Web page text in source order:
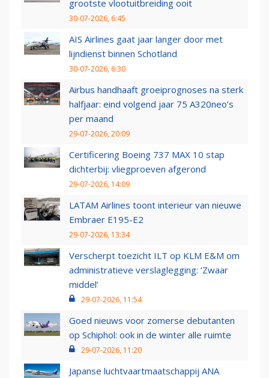
grootste vlootuitbreiding ooit
30-07-2026, 6:45
AIS Airlines gaat jaar langer door met
lijndienst binnen Schotland
30-07-2026, 6:30
Airbus handhaaft groeiprognoses na sterk
halfjaar: eind volgend jaar 75 A320neo’s
per maand
29-07-2026, 20:09
Certificering Boeing 737 MAX 10 stap
dichterbij: vliegproeven afgerond
29-07-2026, 14:09
LATAM Airlines toont interieur van nieuwe
Embraer E195-E2
29-07-2026, 13:34
Verscherpt toezicht ILT op KLM E&M om
administratieve verslaglegging: ‘Zwaar
middel’
29-07-2026, 11:54
Goed nieuws voor zomerse debutanten
op Schiphol: ook in de winter alle ruimte
29-07-2026, 11:20
Japanse luchtvaartmaatschappij ANA